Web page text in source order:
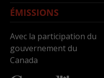
ÉMISSIONS
Avec la participation du
gouvernement du
Canada